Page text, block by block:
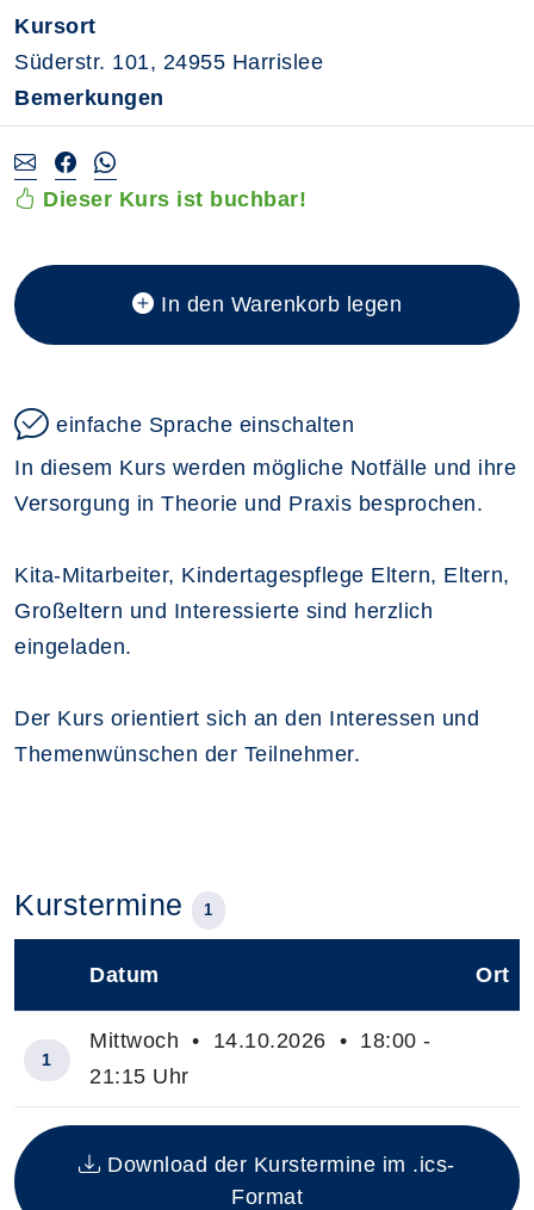
Kursort
Süderstr. 101, 24955 Harrislee
Bemerkungen
Dieser Kurs ist buchbar!
In den Warenkorb legen
einfache Sprache einschalten
In diesem Kurs werden mögliche Notfälle und ihre
Versorgung in Theorie und Praxis besprochen.
Kita-Mitarbeiter, Kindertagespflege Eltern, Eltern,
Großeltern und Interessierte sind herzlich
eingeladen.
Der Kurs orientiert sich an den Interessen und
Themenwünschen der Teilnehmer.
Kurstermine 1
Insgesamt gibt es 1 Termine zum diesen Kurs
Datum Ort
1
Mittwoch • 14.10.2026 • 18:00 -
21:15 Uhr
Download der Kurstermine im .ics-
Format